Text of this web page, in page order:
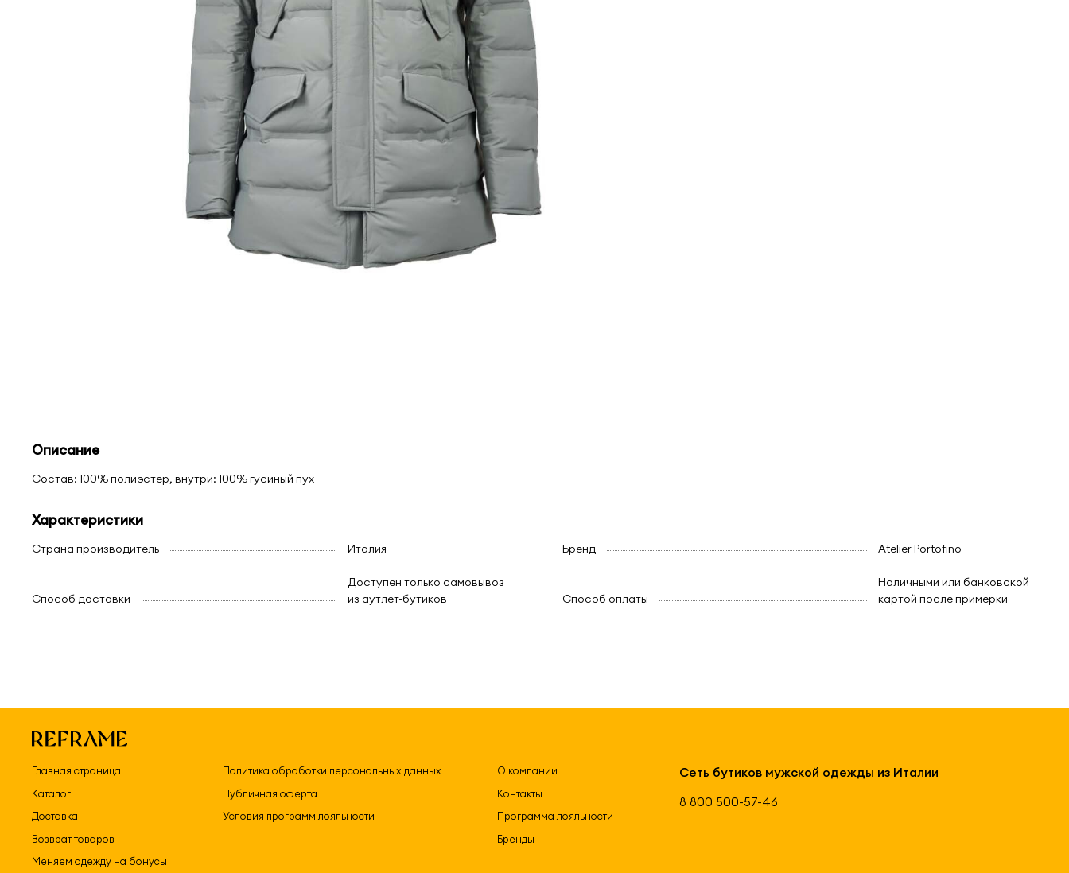
Описание
Состав: 100% полиэстер, внутри: 100% гусиный пух
Характеристики
Страна производитель Италия Бренд Atelier Portofino
Способ доставки
Доступен только самовывоз
из аутлет-бутиков
Способ оплаты
Наличными или банковской
картой после примерки
Главная страница
Каталог
Доставка
Возврат товаров
Меняем одежду на бонусы
Политика обработки персональных данных
Публичная оферта
Условия программ лояльности
О компании
Контакты
Программа лояльности
Бренды
Сеть бутиков мужской одежды из Италии
8 800 500-57-46